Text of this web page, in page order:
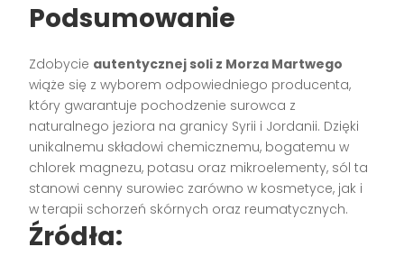
Podsumowanie
Zdobycie autentycznej soli z Morza Martwego
wiąże się z wyborem odpowiedniego producenta,
który gwarantuje pochodzenie surowca z
naturalnego jeziora na granicy Syrii i Jordanii. Dzięki
unikalnemu składowi chemicznemu, bogatemu w
chlorek magnezu, potasu oraz mikroelementy, sól ta
stanowi cenny surowiec zarówno w kosmetyce, jak i
w terapii schorzeń skórnych oraz reumatycznych.
Źródła: